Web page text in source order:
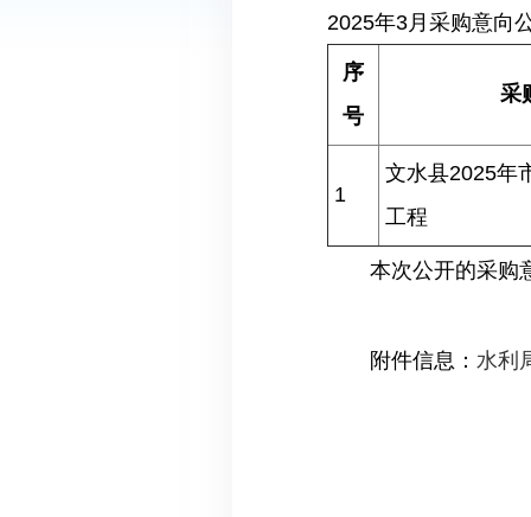
2025年3月采购意向
序
号
采
1
文水县2025年
工程
本次公开的采购
附件信息： 水利